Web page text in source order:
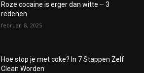
Roze cocaine is erger dan witte – 3
redenen
februari 8, 2025
Hoe stop je met coke? In 7 Stappen Zelf
Clean Worden